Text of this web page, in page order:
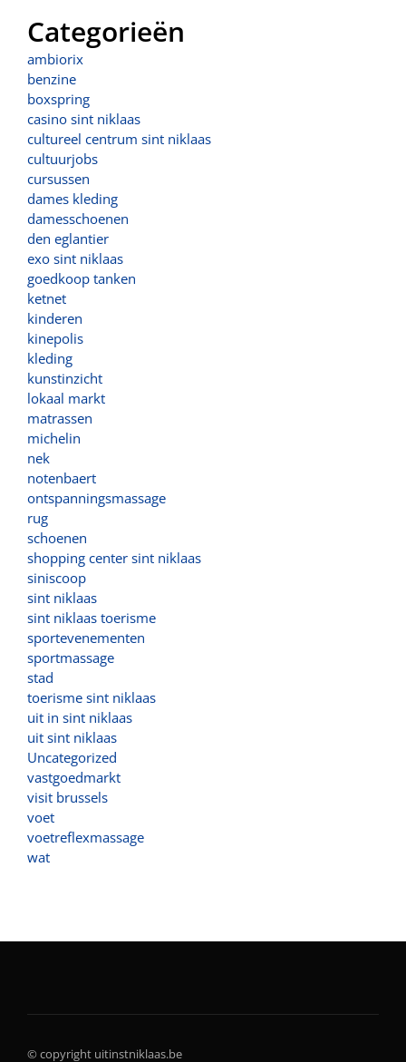
Categorieën
ambiorix
benzine
boxspring
casino sint niklaas
cultureel centrum sint niklaas
cultuurjobs
cursussen
dames kleding
damesschoenen
den eglantier
exo sint niklaas
goedkoop tanken
ketnet
kinderen
kinepolis
kleding
kunstinzicht
lokaal markt
matrassen
michelin
nek
notenbaert
ontspanningsmassage
rug
schoenen
shopping center sint niklaas
siniscoop
sint niklaas
sint niklaas toerisme
sportevenementen
sportmassage
stad
toerisme sint niklaas
uit in sint niklaas
uit sint niklaas
Uncategorized
vastgoedmarkt
visit brussels
voet
voetreflexmassage
wat
© copyright uitinstniklaas.be